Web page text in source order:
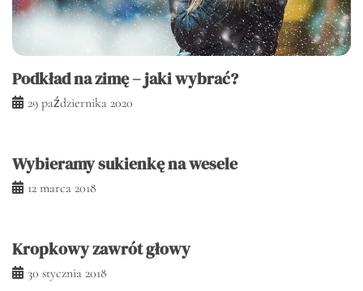
Podkład na zimę – jaki wybrać?
29 października 2020
Wybieramy sukienkę na wesele
12 marca 2018
Kropkowy zawrót głowy
30 stycznia 2018